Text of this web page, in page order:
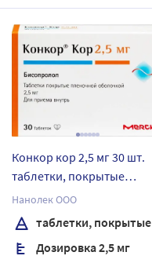
Конкор кор 2,5 мг 30 шт.
таблетки, покрытые
пленочной оболочкой
Нанолек ООО
таблетки, покрытые пленочной оболочкой
Дозировка 2,5 мг